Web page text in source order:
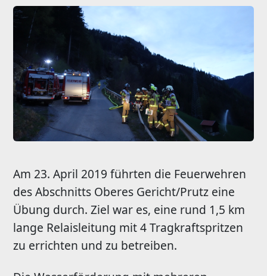
Am 23. April 2019 führten die Feuerwehren
des Abschnitts Oberes Gericht/Prutz eine
Übung durch. Ziel war es, eine rund 1,5 km
lange Relaisleitung mit 4 Tragkraftspritzen
zu errichten und zu betreiben.